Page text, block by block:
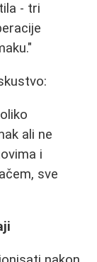
- tri
ali ne
i
sve